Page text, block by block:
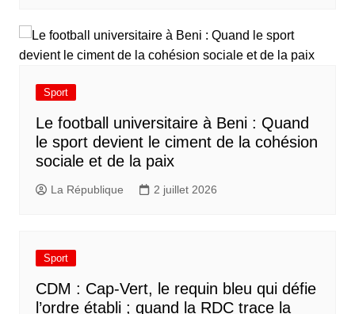
Sport
Le football universitaire à Beni : Quand
le sport devient le ciment de la cohésion
sociale et de la paix
La République 2 juillet 2026
Sport
CDM : Cap-Vert, le requin bleu qui défie
l’ordre établi ; quand la RDC trace la